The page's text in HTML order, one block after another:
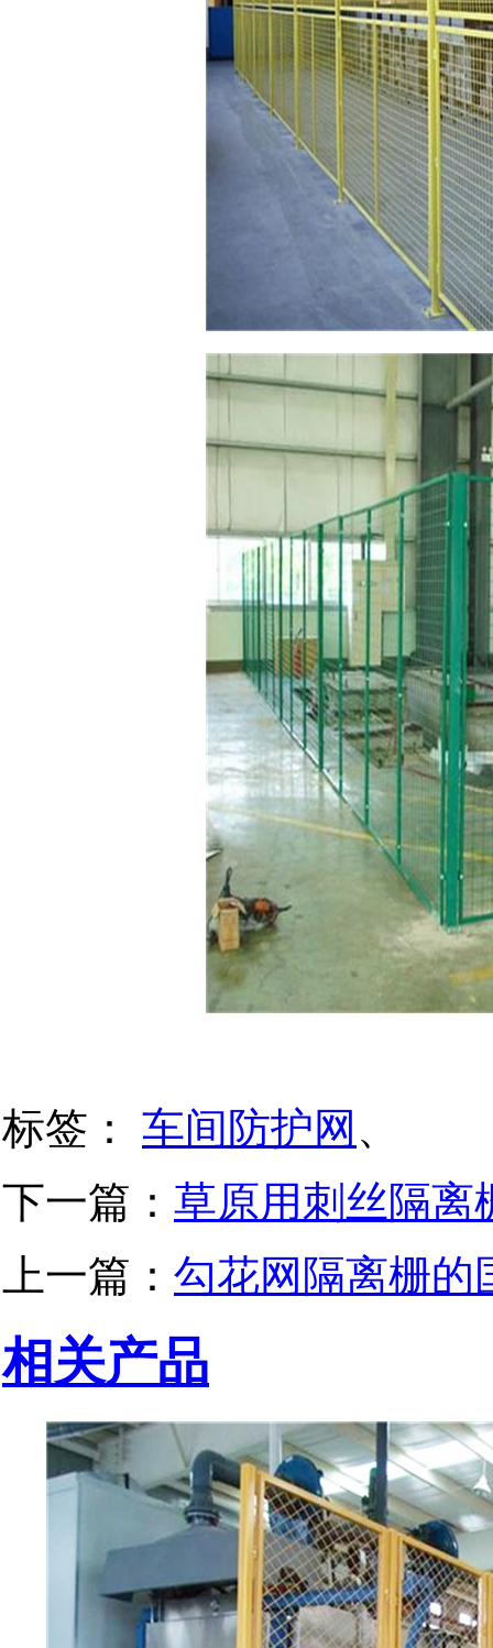
标签： 车间防护网 、
下一篇： 草原用刺丝隔离
上一篇： 勾花网隔离栅的
相关产品